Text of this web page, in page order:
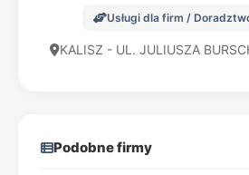
Usługi dla firm /
KALISZ - UL. JULIUSZA
Podobne firmy